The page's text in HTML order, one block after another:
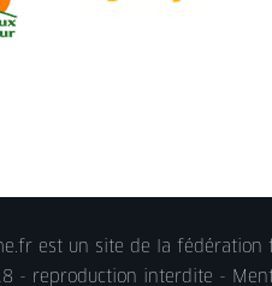
est un site de la fédération
- reproduction interdite -